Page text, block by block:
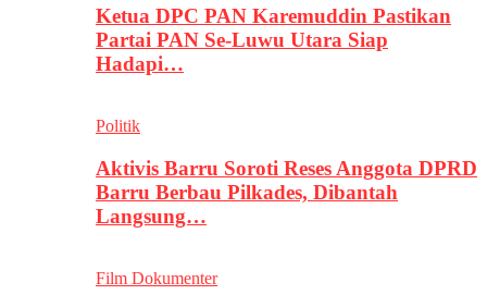
Ketua DPC PAN Karemuddin Pastikan
Partai PAN Se-Luwu Utara Siap
Hadapi…
Politik
Aktivis Barru Soroti Reses Anggota DPRD
Barru Berbau Pilkades, Dibantah
Langsung…
Film Dokumenter